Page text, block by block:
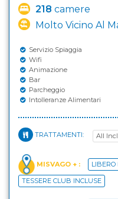
218 camere
Molto Vicino Al
Servizio Spiaggia
Wifi
Animazione
Bar
Parcheggio
Intolleranze Alimentari
TRATTAMENTI: All
MISVAGO + : LIBERO
TESSERE CLUB INCLUSE